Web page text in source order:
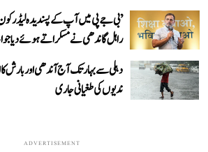
’بی جے پی میں آپ کے پسندیدہ لیڈر
راہل گاندھی نے مسکراتے ہوئے دیا
دہلی سے بہار تک آج آندھی اور بارش
ندیوں کی طغیانی جاری
ADVERTISEMENT